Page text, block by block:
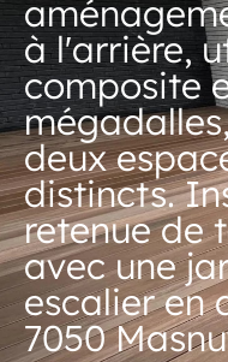
à l'arrière,
composite
deux
distincts.
retenue de
avec une
escalier en
7050